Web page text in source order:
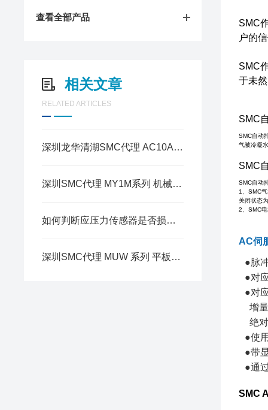
查看全部产品
相关文章
RELATED ARTICLES
深圳龙华清湖SMC代理 AC10A-AC40A-A 系列 空气组合元件
深圳SMC代理 MY1M系列 机械接合式无杆气缸简介
如何判断应压力传感器是否损坏？
深圳SMC代理 MUW 系列 平板式气缸 双杆双作用
SMC
户的
SMC
于未
SMC
SMC自动
气被冷凝
SMC
SMC自动
1、SMC
关闭状态
2、SMC
AC伺
●脉
●对
●对
增
绝
●使
●带
●通
SMC